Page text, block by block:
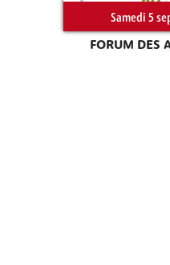
Samedi 5
FORUM DES